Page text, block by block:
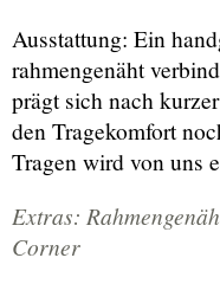
Ausstattung: Ein
rahmengenäht
prägt sich nach
den Tragekomfort
Tragen wird von uns
Extras:
Corner